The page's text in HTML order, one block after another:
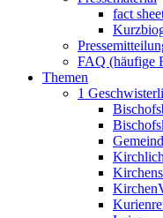
fact
FAQ (häufige
Themen
1